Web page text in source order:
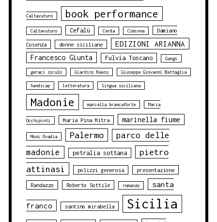
Caltavuturo book performance
Caltavuturo Cefalù Cerda Ciminna Damiano
Cosenza donne siciliane EDIZIONI ARIANNA
Francesco Giunta Fulvia Toscano Gangi
geraci siculo Giardini Naxos Giuseppe Giovanni Battaglia
handicap letteratura lingua siciliana
Madonie marcella brancaforte Maria
Occhipinti Maria Pina Mitra marinella fiume
Moni Ovadia Palermo
parco delle
madonie
petralia sottana
pietro
attinasi
polizzi generosa presentazione
Randazzo Roberto Sottile romanzo santa
franco santino mirabella Sicilia